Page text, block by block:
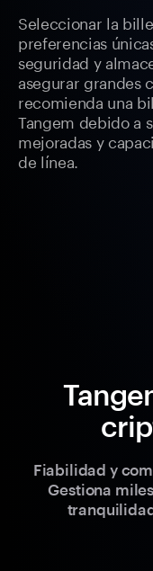
Seleccionar la
preferencias
seguridad y
asegurar grandes
recomienda una
Tangem debido a
mejoradas y
de línea.
Fiabilidad y
Gestiona